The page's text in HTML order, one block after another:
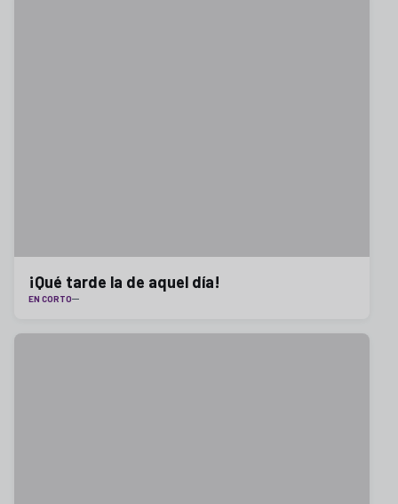
¡Qué tarde la de aquel día!
EN CORTO